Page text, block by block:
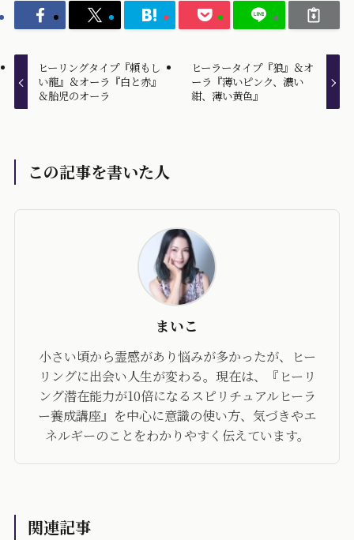
ヒーリングタイプ『頼もし
い龍』＆オーラ『白と赤』
＆胎児のオーラ
ヒーラータイプ『狼』＆オ
ーラ『薄いピンク、濃い
紺、薄い黄色』
この記事を書いた人
まいこ
小さい頃から霊感があり悩みが多かったが、ヒー
リングに出会い人生が変わる。現在は、『ヒーリ
ング潜在能力が10倍になるスピリチュアルヒーラ
ー養成講座』を中心に意識の使い方、気づきやエ
ネルギーのことをわかりやすく伝えています。
関連記事